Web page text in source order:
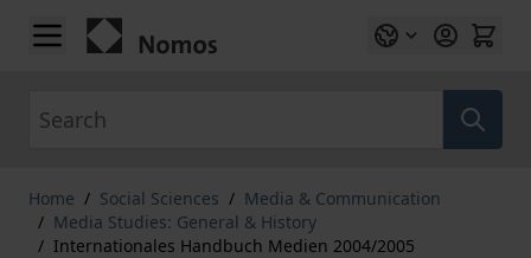
Skip to Content
Home / Social Sciences / Media & Communication
/ Media Studies: General & History
/ Internationales Handbuch Medien 2004/2005